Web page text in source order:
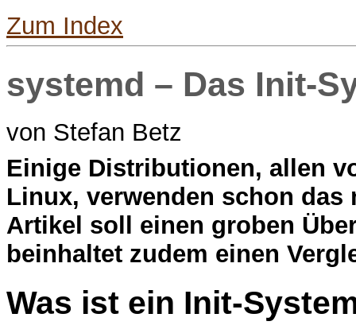
Zum Index
systemd – Das Init-
von Stefan Betz
Einige Distributionen, allen
Linux, verwenden schon das
Artikel soll einen groben
beinhaltet zudem einen
Was ist ein Init-